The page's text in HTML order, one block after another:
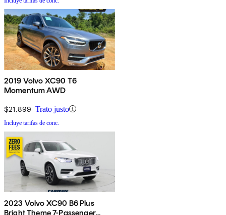
2019 Volvo XC90 T6
Momentum AWD
$21,899 Trato justo
Incluye tarifas de conc.
2023 Volvo XC90 B6 Plus
Bright Theme 7-Passenger